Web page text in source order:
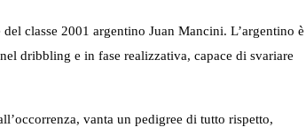
classe 2001 argentino Juan Mancini. L’argentino è
dribbling e in fase realizzativa, capace di svariare
vanta un pedigree di tutto rispetto,